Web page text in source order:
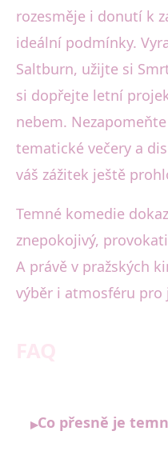
rozesměje i donutí k
ideální podmínky.
Saltburn, užijte si
si dopřejte letní
nebem.
tematické večery a
váš zážitek ještě
Temné komedie
znepokojivý,
A právě v pražských
výběr i atmosféru pro
▸Co přesně je